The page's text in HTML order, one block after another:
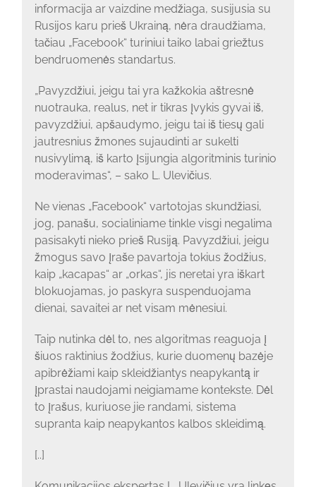
informacija ar vaizdine medžiaga, susijusia su
Rusijos karu prieš Ukrainą, nėra draudžiama,
tačiau „Facebook“ turiniui taiko labai griežtus
bendruomenės standartus.
„Pavyzdžiui, jeigu tai yra kažkokia aštresnė
nuotrauka, realus, net ir tikras įvykis gyvai iš,
pavyzdžiui, apšaudymo, jeigu tai iš tiesų gali
jautresnius žmones sujaudinti ar sukelti
nusivylimą, iš karto įsijungia algoritminis turinio
moderavimas“, – sako L. Ulevičius.
Ne vienas „Facebook“ vartotojas skundžiasi,
jog, panašu, socialiniame tinkle visgi negalima
pasisakyti nieko prieš Rusiją. Pavyzdžiui, jeigu
žmogus savo įraše pavartoja tokius žodžius,
kaip „kacapas“ ar „orkas“, jis neretai yra iškart
blokuojamas, jo paskyra suspenduojama
dienai, savaitei ar net visam mėnesiui.
Taip nutinka dėl to, nes algoritmas reaguoja į
šiuos raktinius žodžius, kurie duomenų bazėje
apibrėžiami kaip skleidžiantys neapykantą ir
įprastai naudojami neigiamame kontekste. Dėl
to įrašus, kuriuose jie randami, sistema
supranta kaip neapykantos kalbos skleidimą.
[..]